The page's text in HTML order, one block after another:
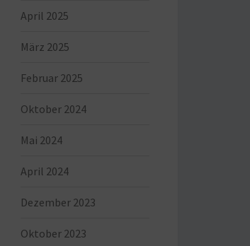
April 2025
März 2025
Februar 2025
Oktober 2024
Mai 2024
April 2024
Dezember 2023
Oktober 2023